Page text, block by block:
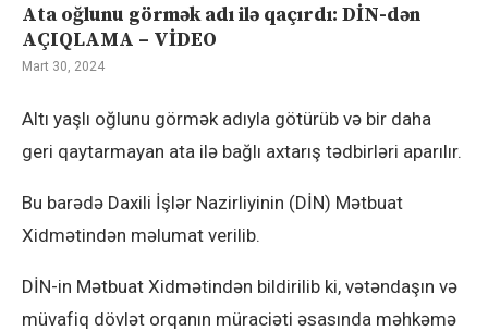
Ata oğlunu görmək adı ilə qaçırdı: DİN-dən
AÇIQLAMA – VİDEO
Mart 30, 2024
Altı yaşlı oğlunu görmək adıyla götürüb və bir daha
geri qaytarmayan ata ilə bağlı axtarış tədbirləri aparılır.
Bu barədə Daxili İşlər Nazirliyinin (DİN) Mətbuat
Xidmətindən məlumat verilib.
DİN-in Mətbuat Xidmətindən bildirilib ki, vətəndaşın və
müvafiq dövlət orqanın müraciəti əsasında məhkəmə